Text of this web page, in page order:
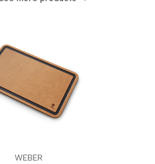
WEBER